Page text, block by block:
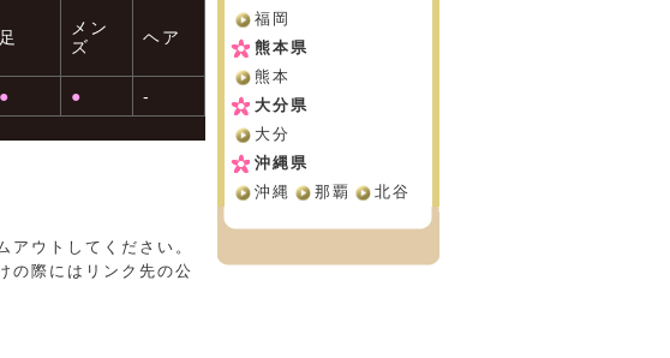
足
メン
ズ
ヘア
● ● -
ウトしてください。
の際にはリンク先の公
福岡
熊本県
熊本
大分県
大分
沖縄県
沖縄
那覇 北谷